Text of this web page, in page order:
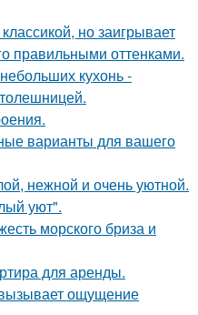
но заигрывает
правильными оттенками.
кухонь -
варианты для вашего
нежной и очень уютной.
уют".
морского бриза и
для аренды.
ощущение